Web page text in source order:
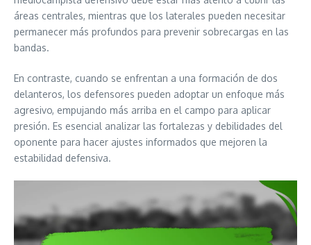
áreas centrales, mientras que los laterales pueden necesitar
permanecer más profundos para prevenir sobrecargas en las
bandas.
En contraste, cuando se enfrentan a una formación de dos
delanteros, los defensores pueden adoptar un enfoque más
agresivo, empujando más arriba en el campo para aplicar
presión. Es esencial analizar las fortalezas y debilidades del
oponente para hacer ajustes informados que mejoren la
estabilidad defensiva.